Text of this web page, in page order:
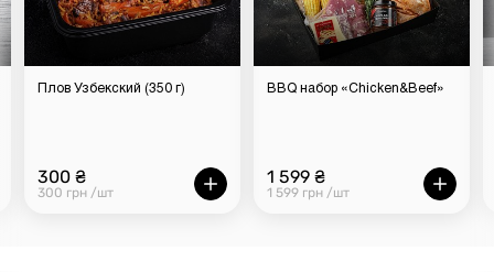
Плов Узбекский (350 г)
300 ₴
300 грн /шт
BBQ набор «Chicken&Beef»
1 599 ₴
1 599 грн /шт